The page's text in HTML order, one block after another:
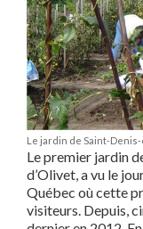
Le jardin de Saint-Denis-
Le premier jardin
d’Olivet, a vu le
Québec où cette
visiteurs. Depuis,